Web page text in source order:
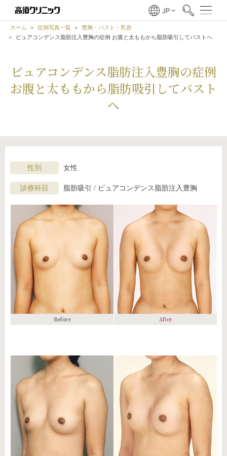
ホーム 症例写真一覧
豊胸・バスト・乳首
ピュアコンデンス脂肪注入豊胸の症例 お腹と太ももから脂肪吸引してバストへ
ピュアコンデンス脂肪注入豊胸の症例
お腹と太ももから脂肪吸引してバスト
へ
性別 女性
診療科目 脂肪吸引 / ピュアコンデンス脂肪注入豊胸
Before After